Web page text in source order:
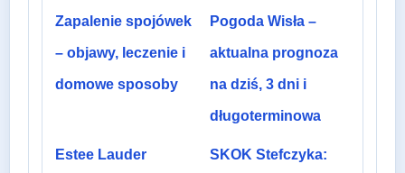
Zapalenie spojówek
– objawy, leczenie i
domowe sposoby
Pogoda Wisła –
aktualna prognoza
na dziś, 3 dni i
długoterminowa
Estee Lauder SKOK Stefczyka: